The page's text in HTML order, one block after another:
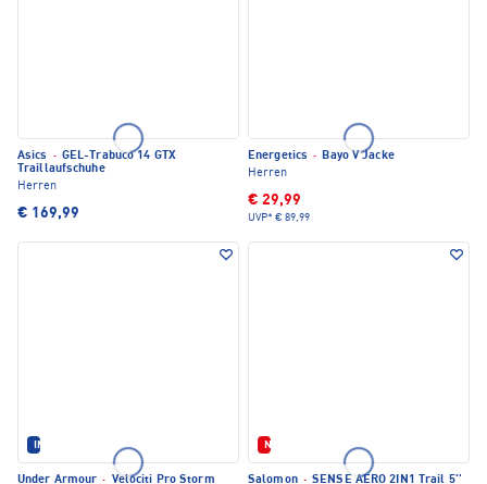
Asics · GEL-Trabuco 14 GTX
Traillaufschuhe
Herren
€ 169,99
Energetics · Bayo V Jacke
Herren
€ 29,99
UVP* € 89,99
IM SET ERHÄLTLICH
Under Armour · Velociti Pro Storm
Neu
Salomon · SENSE AERO 2IN1 Trail 5''